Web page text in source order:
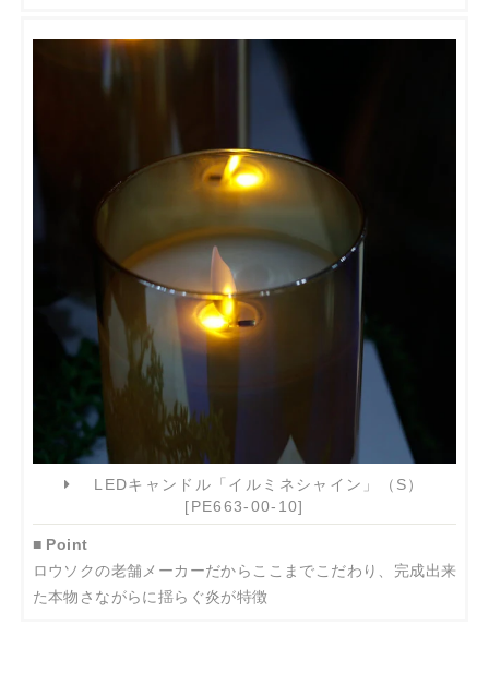
LEDキャンドル「イルミネシャイン」（S）
[PE663-00-10]
■ Point
ロウソクの老舗メーカーだからここまでこだわり、完成出来
た本物さながらに揺らぐ炎が特徴